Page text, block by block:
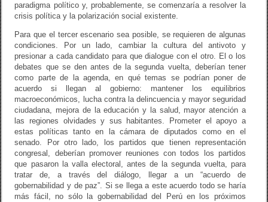
paradigma político y, probablemente, se comenzaría a resolver la
crisis política y la polarización social existente.
Para que el tercer escenario sea posible, se requieren de algunas
condiciones. Por un lado, cambiar la cultura del antivoto y
presionar a cada candidato para que dialogue con el otro. El o los
debates que se den antes de la segunda vuelta, deberían tener
como parte de la agenda, en qué temas se podrían poner de
acuerdo si llegan al gobierno: mantener los equilibrios
macroeconómicos, lucha contra la delincuencia y mayor seguridad
ciudadana, mejora de la educación y la salud, mayor atención a
las regiones olvidades y sus habitantes. Prometer el apoyo a
estas políticas tanto en la cámara de diputados como en el
senado. Por otro lado, los partidos que tienen representación
congresal, deberían promover reuniones con todos los partidos
que pasaron la valla electoral, antes de la segunda vuelta, para
tratar de, a través del diálogo, llegar a un “acuerdo de
gobernabilidad y de paz”. Si se llega a este acuerdo todo se haría
más fácil, no sólo la gobernabilidad del Perú en los próximos